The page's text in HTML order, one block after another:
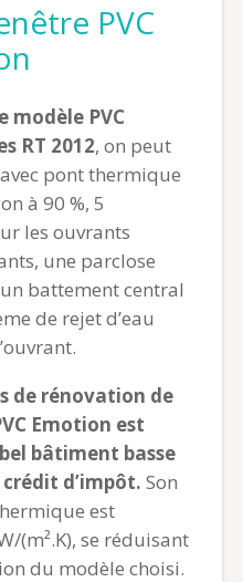
PVC
modèle PVC
RT 2012, on peut
pont thermique
à 90 %, 5
les ouvrants
une parclose
battement central
de rejet d’eau
de rénovation de
Emotion est
bâtiment basse
d’impôt. Son
est
(m².K), se réduisant
du modèle choisi.